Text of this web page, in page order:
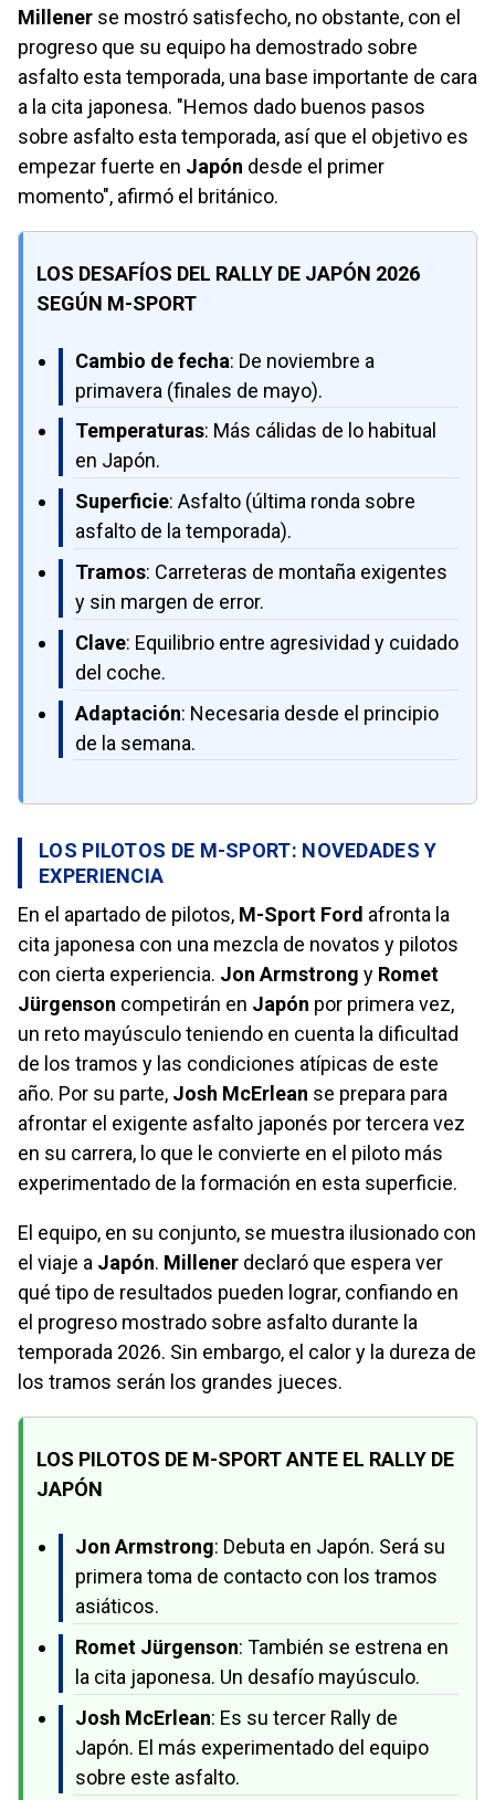
Millener se mostró satisfecho, no obstante, con el
progreso que su equipo ha demostrado sobre
asfalto esta temporada, una base importante de cara
a la cita japonesa. "Hemos dado buenos pasos
sobre asfalto esta temporada, así que el objetivo es
empezar fuerte en Japón desde el primer
momento", afirmó el británico.
LOS DESAFÍOS DEL RALLY DE JAPÓN 2026
SEGÚN M-SPORT
Cambio de fecha: De noviembre a
primavera (finales de mayo).
Temperaturas: Más cálidas de lo habitual
en Japón.
Superficie: Asfalto (última ronda sobre
asfalto de la temporada).
Tramos: Carreteras de montaña exigentes
y sin margen de error.
Clave: Equilibrio entre agresividad y cuidado
del coche.
Adaptación: Necesaria desde el principio
de la semana.
LOS PILOTOS DE M-SPORT: NOVEDADES Y
EXPERIENCIA
En el apartado de pilotos, M-Sport Ford afronta la
cita japonesa con una mezcla de novatos y pilotos
con cierta experiencia. Jon Armstrong y Romet
Jürgenson competirán en Japón por primera vez,
un reto mayúsculo teniendo en cuenta la dificultad
de los tramos y las condiciones atípicas de este
año. Por su parte, Josh McErlean se prepara para
afrontar el exigente asfalto japonés por tercera vez
en su carrera, lo que le convierte en el piloto más
experimentado de la formación en esta superficie.
El equipo, en su conjunto, se muestra ilusionado con
el viaje a Japón. Millener declaró que espera ver
qué tipo de resultados pueden lograr, confiando en
el progreso mostrado sobre asfalto durante la
temporada 2026. Sin embargo, el calor y la dureza de
los tramos serán los grandes jueces.
LOS PILOTOS DE M-SPORT ANTE EL RALLY DE
JAPÓN
Jon Armstrong: Debuta en Japón. Será su
primera toma de contacto con los tramos
asiáticos.
Romet Jürgenson: También se estrena en
la cita japonesa. Un desafío mayúsculo.
Josh McErlean: Es su tercer Rally de
Japón. El más experimentado del equipo
sobre este asfalto.